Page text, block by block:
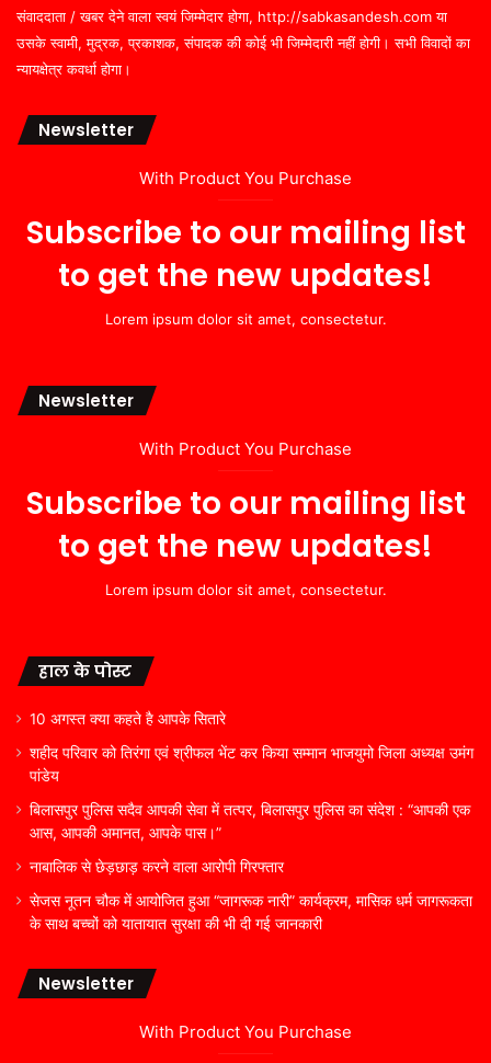
संवाददाता / खबर देने वाला स्वयं जिम्मेदार होगा, http://sabkasandesh.com या
उसके स्वामी, मुद्रक, प्रकाशक, संपादक की कोई भी जिम्मेदारी नहीं होगी। सभी विवादों का
न्यायक्षेत्र कवर्धा होगा।
Newsletter
With Product You Purchase
Subscribe to our mailing list
to get the new updates!
Lorem ipsum dolor sit amet, consectetur.
Newsletter
With Product You Purchase
Subscribe to our mailing list
to get the new updates!
Lorem ipsum dolor sit amet, consectetur.
हाल के पोस्ट
10 अगस्त क्या कहते है आपके सितारे
शहीद परिवार को तिरंगा एवं श्रीफल भेंट कर किया सम्मान भाजयुमो जिला अध्यक्ष उमंग
पांडेय
बिलासपुर पुलिस सदैव आपकी सेवा में तत्पर, बिलासपुर पुलिस का संदेश : “आपकी एक
आस, आपकी अमानत, आपके पास।”
नाबालिक से छेड़छाड़ करने वाला आरोपी गिरफ्तार
सेजस नूतन चौक में आयोजित हुआ “जागरूक नारी” कार्यक्रम, मासिक धर्म जागरूकता
के साथ बच्चों को यातायात सुरक्षा की भी दी गई जानकारी
Newsletter
With Product You Purchase